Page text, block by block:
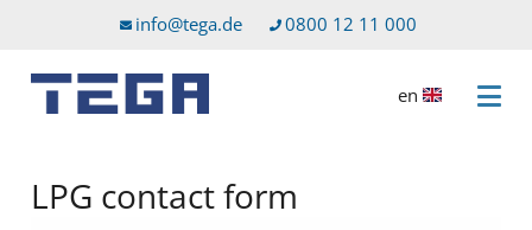
to main content
to service menuinfo@tega.de 0800 12 11 000
Open
en
LPG contact form